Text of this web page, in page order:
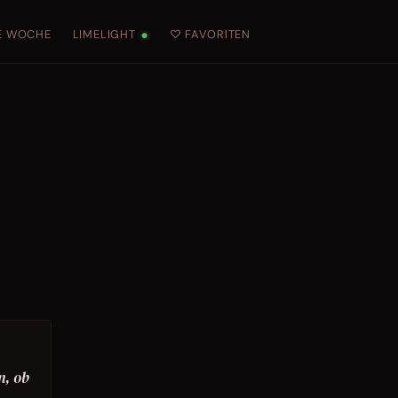
WOCHE LIMELIGHT ● ♡ FAVORITEN
ob